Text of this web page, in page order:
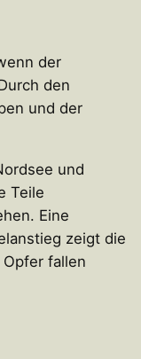
der
den
und der
und
Teile
Eine
zeigt die
fallen